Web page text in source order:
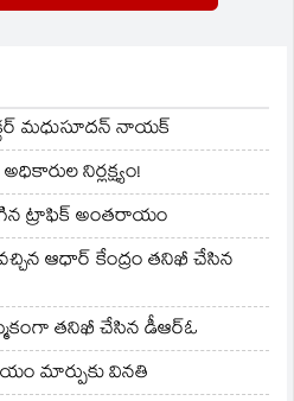
మధుసూదన్ నాయక్
నిర్లక్ష్యం!
ట్రాఫిక్‌ అంతరాయం
ఆధార్ కేంద్రం తనిఖీ చేసిన
తనిఖీ చేసిన డీఆర్ఓ
మార్పుకు వినతి